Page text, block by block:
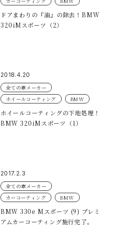
ドアまわりの『油』の除去！BMW
320iMスポーツ（2）
2018.4.20
全ての車メーカー
ホイールコーティング
BMW
ホイールコーティングの下地処理！
BMW 320iMスポーツ（1）
2017.2.3
全ての車メーカー
カーコーティング
BMW
BMW 330e Mスポーツ (9) プレミ
アムカーコーティング施行完了。